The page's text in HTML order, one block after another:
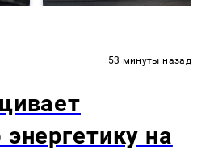
53 минуты назад
на